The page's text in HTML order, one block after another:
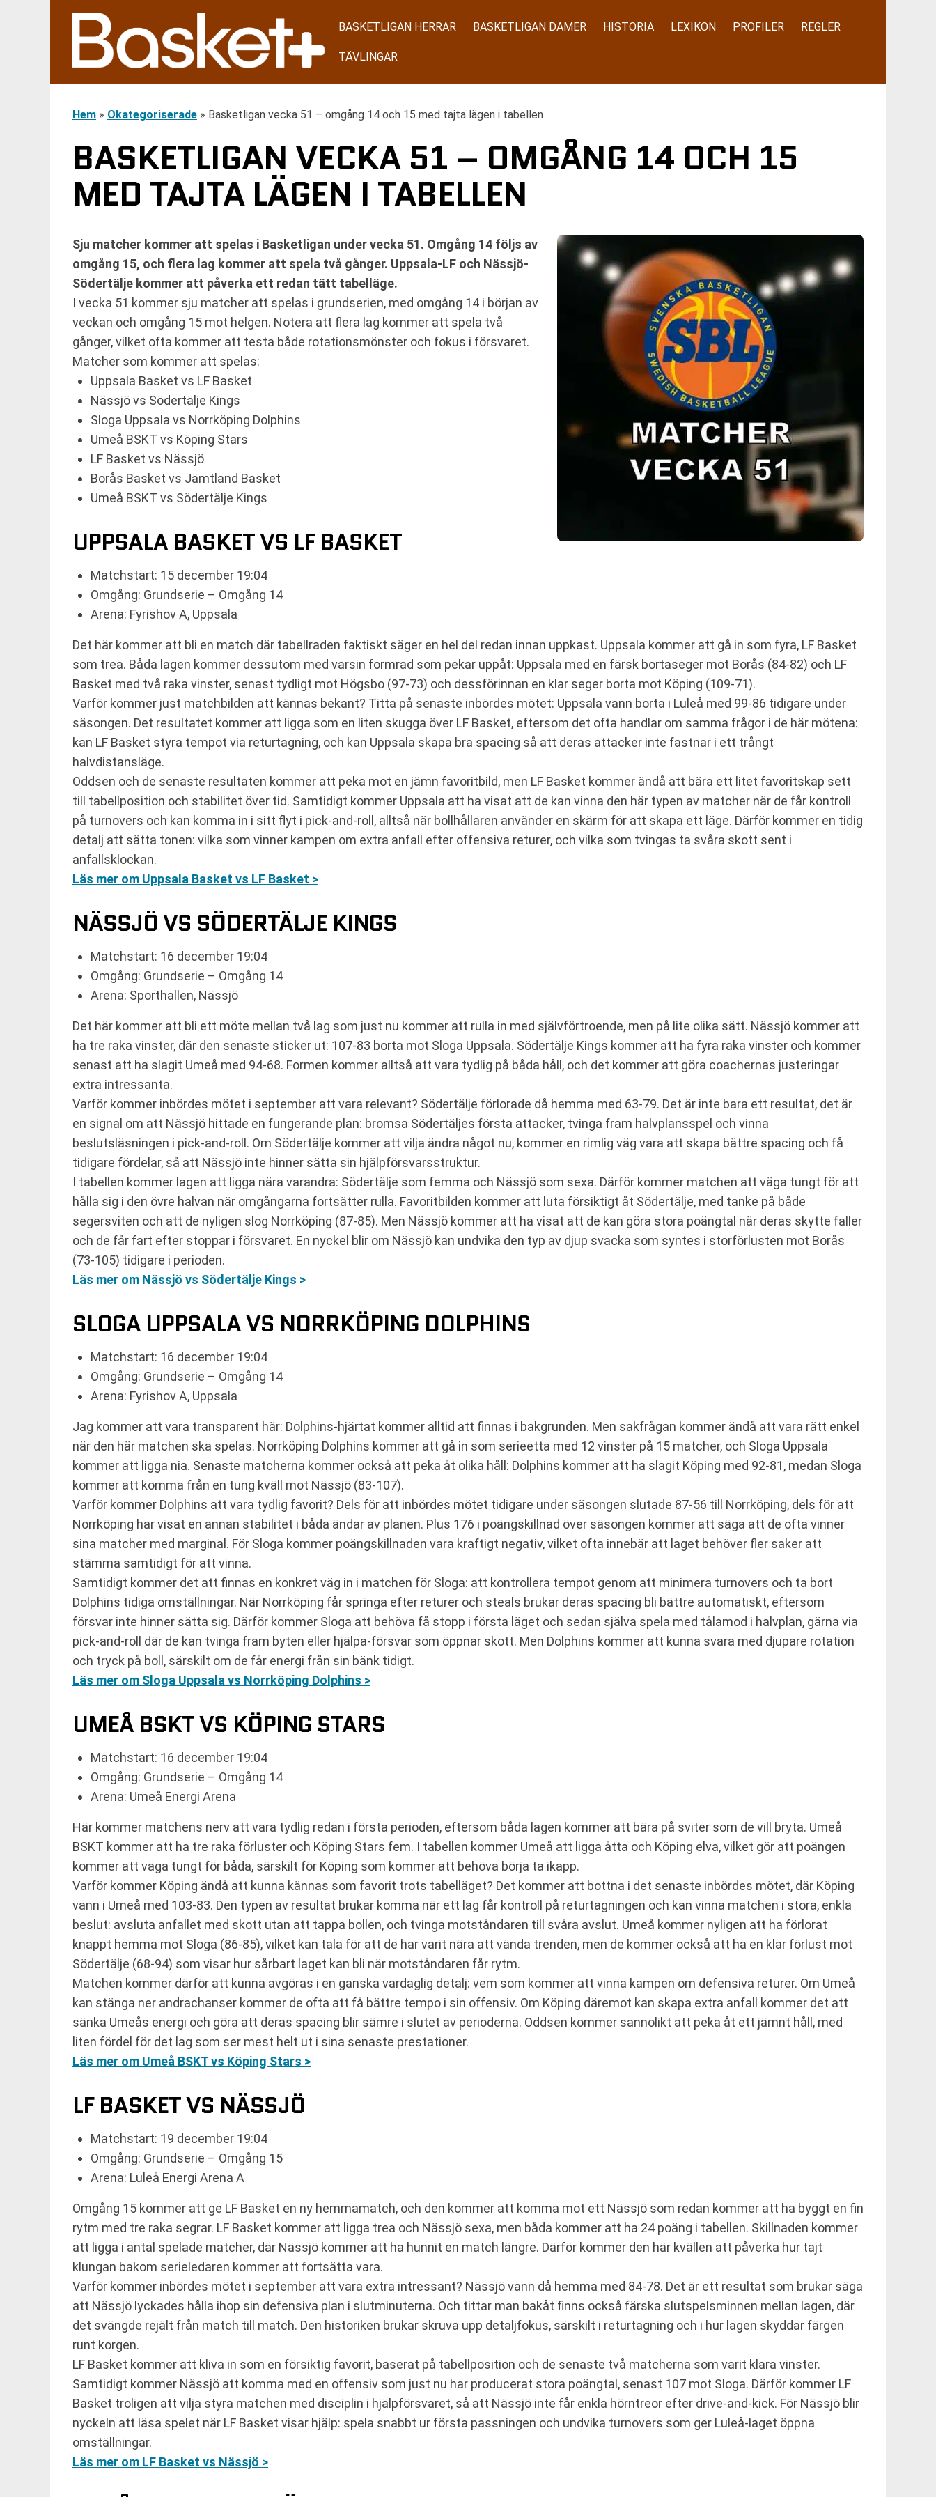
BASKETLIGAN HERRAR BASKETLIGAN DAMER HISTORIA LEXIKON PROFILER REGLER
TÄVLINGAR
Hem » Okategoriserade » Basketligan vecka 51 – omgång 14 och 15 med tajta lägen i tabellen
BASKETLIGAN VECKA 51 – OMGÅNG 14 OCH 15
MED TAJTA LÄGEN I TABELLEN
Sju matcher kommer att spelas i Basketligan under vecka 51. Omgång 14 följs av
omgång 15, och flera lag kommer att spela två gånger. Uppsala-LF och Nässjö-
Södertälje kommer att påverka ett redan tätt tabelläge.
I vecka 51 kommer sju matcher att spelas i grundserien, med omgång 14 i början av
veckan och omgång 15 mot helgen. Notera att flera lag kommer att spela två
gånger, vilket ofta kommer att testa både rotationsmönster och fokus i försvaret.
Matcher som kommer att spelas:
Uppsala Basket vs LF Basket
Nässjö vs Södertälje Kings
Sloga Uppsala vs Norrköping Dolphins
Umeå BSKT vs Köping Stars
LF Basket vs Nässjö
Borås Basket vs Jämtland Basket
Umeå BSKT vs Södertälje Kings
UPPSALA BASKET VS LF BASKET
Matchstart: 15 december 19:04
Omgång: Grundserie – Omgång 14
Arena: Fyrishov A, Uppsala
Det här kommer att bli en match där tabellraden faktiskt säger en hel del redan innan uppkast. Uppsala kommer att gå in som fyra, LF Basket
som trea. Båda lagen kommer dessutom med varsin formrad som pekar uppåt: Uppsala med en färsk bortaseger mot Borås (84-82) och LF
Basket med två raka vinster, senast tydligt mot Högsbo (97-73) och dessförinnan en klar seger borta mot Köping (109-71).
Varför kommer just matchbilden att kännas bekant? Titta på senaste inbördes mötet: Uppsala vann borta i Luleå med 99-86 tidigare under
säsongen. Det resultatet kommer att ligga som en liten skugga över LF Basket, eftersom det ofta handlar om samma frågor i de här mötena:
kan LF Basket styra tempot via returtagning, och kan Uppsala skapa bra spacing så att deras attacker inte fastnar i ett trångt
halvdistansläge.
Oddsen och de senaste resultaten kommer att peka mot en jämn favoritbild, men LF Basket kommer ändå att bära ett litet favoritskap sett
till tabellposition och stabilitet över tid. Samtidigt kommer Uppsala att ha visat att de kan vinna den här typen av matcher när de får kontroll
på turnovers och kan komma in i sitt flyt i pick-and-roll, alltså när bollhållaren använder en skärm för att skapa ett läge. Därför kommer en tidig
detalj att sätta tonen: vilka som vinner kampen om extra anfall efter offensiva returer, och vilka som tvingas ta svåra skott sent i
anfallsklockan.
Läs mer om Uppsala Basket vs LF Basket >
NÄSSJÖ VS SÖDERTÄLJE KINGS
Matchstart: 16 december 19:04
Omgång: Grundserie – Omgång 14
Arena: Sporthallen, Nässjö
Det här kommer att bli ett möte mellan två lag som just nu kommer att rulla in med självförtroende, men på lite olika sätt. Nässjö kommer att
ha tre raka vinster, där den senaste sticker ut: 107-83 borta mot Sloga Uppsala. Södertälje Kings kommer att ha fyra raka vinster och kommer
senast att ha slagit Umeå med 94-68. Formen kommer alltså att vara tydlig på båda håll, och det kommer att göra coachernas justeringar
extra intressanta.
Varför kommer inbördes mötet i september att vara relevant? Södertälje förlorade då hemma med 63-79. Det är inte bara ett resultat, det är
en signal om att Nässjö hittade en fungerande plan: bromsa Södertäljes första attacker, tvinga fram halvplansspel och vinna
beslutsläsningen i pick-and-roll. Om Södertälje kommer att vilja ändra något nu, kommer en rimlig väg vara att skapa bättre spacing och få
tidigare fördelar, så att Nässjö inte hinner sätta sin hjälpförsvarsstruktur.
I tabellen kommer lagen att ligga nära varandra: Södertälje som femma och Nässjö som sexa. Därför kommer matchen att väga tungt för att
hålla sig i den övre halvan när omgångarna fortsätter rulla. Favoritbilden kommer att luta försiktigt åt Södertälje, med tanke på både
segersviten och att de nyligen slog Norrköping (87-85). Men Nässjö kommer att ha visat att de kan göra stora poängtal när deras skytte faller
och de får fart efter stoppar i försvaret. En nyckel blir om Nässjö kan undvika den typ av djup svacka som syntes i storförlusten mot Borås
(73-105) tidigare i perioden.
Läs mer om Nässjö vs Södertälje Kings >
SLOGA UPPSALA VS NORRKÖPING DOLPHINS
Matchstart: 16 december 19:04
Omgång: Grundserie – Omgång 14
Arena: Fyrishov A, Uppsala
Jag kommer att vara transparent här: Dolphins-hjärtat kommer alltid att finnas i bakgrunden. Men sakfrågan kommer ändå att vara rätt enkel
när den här matchen ska spelas. Norrköping Dolphins kommer att gå in som serieetta med 12 vinster på 15 matcher, och Sloga Uppsala
kommer att ligga nia. Senaste matcherna kommer också att peka åt olika håll: Dolphins kommer att ha slagit Köping med 92-81, medan Sloga
kommer att komma från en tung kväll mot Nässjö (83-107).
Varför kommer Dolphins att vara tydlig favorit? Dels för att inbördes mötet tidigare under säsongen slutade 87-56 till Norrköping, dels för att
Norrköping har visat en annan stabilitet i båda ändar av planen. Plus 176 i poängskillnad över säsongen kommer att säga att de ofta vinner
sina matcher med marginal. För Sloga kommer poängskillnaden vara kraftigt negativ, vilket ofta innebär att laget behöver fler saker att
stämma samtidigt för att vinna.
Samtidigt kommer det att finnas en konkret väg in i matchen för Sloga: att kontrollera tempot genom att minimera turnovers och ta bort
Dolphins tidiga omställningar. När Norrköping får springa efter returer och steals brukar deras spacing bli bättre automatiskt, eftersom
försvar inte hinner sätta sig. Därför kommer Sloga att behöva få stopp i första läget och sedan själva spela med tålamod i halvplan, gärna via
pick-and-roll där de kan tvinga fram byten eller hjälpa-försvar som öppnar skott. Men Dolphins kommer att kunna svara med djupare rotation
och tryck på boll, särskilt om de får energi från sin bänk tidigt.
Läs mer om Sloga Uppsala vs Norrköping Dolphins >
UMEÅ BSKT VS KÖPING STARS
Matchstart: 16 december 19:04
Omgång: Grundserie – Omgång 14
Arena: Umeå Energi Arena
Här kommer matchens nerv att vara tydlig redan i första perioden, eftersom båda lagen kommer att bära på sviter som de vill bryta. Umeå
BSKT kommer att ha tre raka förluster och Köping Stars fem. I tabellen kommer Umeå att ligga åtta och Köping elva, vilket gör att poängen
kommer att väga tungt för båda, särskilt för Köping som kommer att behöva börja ta ikapp.
Varför kommer Köping ändå att kunna kännas som favorit trots tabelläget? Det kommer att bottna i det senaste inbördes mötet, där Köping
vann i Umeå med 103-83. Den typen av resultat brukar komma när ett lag får kontroll på returtagningen och kan vinna matchen i stora, enkla
beslut: avsluta anfallet med skott utan att tappa bollen, och tvinga motståndaren till svåra avslut. Umeå kommer nyligen att ha förlorat
knappt hemma mot Sloga (86-85), vilket kan tala för att de har varit nära att vända trenden, men de kommer också att ha en klar förlust mot
Södertälje (68-94) som visar hur sårbart laget kan bli när motståndaren får rytm.
Matchen kommer därför att kunna avgöras i en ganska vardaglig detalj: vem som kommer att vinna kampen om defensiva returer. Om Umeå
kan stänga ner andrachanser kommer de ofta att få bättre tempo i sin offensiv. Om Köping däremot kan skapa extra anfall kommer det att
sänka Umeås energi och göra att deras spacing blir sämre i slutet av perioderna. Oddsen kommer sannolikt att peka åt ett jämnt håll, med
liten fördel för det lag som ser mest helt ut i sina senaste prestationer.
Läs mer om Umeå BSKT vs Köping Stars >
LF BASKET VS NÄSSJÖ
Matchstart: 19 december 19:04
Omgång: Grundserie – Omgång 15
Arena: Luleå Energi Arena A
Omgång 15 kommer att ge LF Basket en ny hemmamatch, och den kommer att komma mot ett Nässjö som redan kommer att ha byggt en fin
rytm med tre raka segrar. LF Basket kommer att ligga trea och Nässjö sexa, men båda kommer att ha 24 poäng i tabellen. Skillnaden kommer
att ligga i antal spelade matcher, där Nässjö kommer att ha hunnit en match längre. Därför kommer den här kvällen att påverka hur tajt
klungan bakom serieledaren kommer att fortsätta vara.
Varför kommer inbördes mötet i september att vara extra intressant? Nässjö vann då hemma med 84-78. Det är ett resultat som brukar säga
att Nässjö lyckades hålla ihop sin defensiva plan i slutminuterna. Och tittar man bakåt finns också färska slutspelsminnen mellan lagen, där
det svängde rejält från match till match. Den historiken brukar skruva upp detaljfokus, särskilt i returtagning och i hur lagen skyddar färgen
runt korgen.
LF Basket kommer att kliva in som en försiktig favorit, baserat på tabellposition och de senaste två matcherna som varit klara vinster.
Samtidigt kommer Nässjö att komma med en offensiv som just nu har producerat stora poängtal, senast 107 mot Sloga. Därför kommer LF
Basket troligen att vilja styra matchen med disciplin i hjälpförsvaret, så att Nässjö inte får enkla hörntreor efter drive-and-kick. För Nässjö blir
nyckeln att läsa spelet när LF Basket visar hjälp: spela snabbt ur första passningen och undvika turnovers som ger Luleå-laget öppna
omställningar.
Läs mer om LF Basket vs Nässjö >